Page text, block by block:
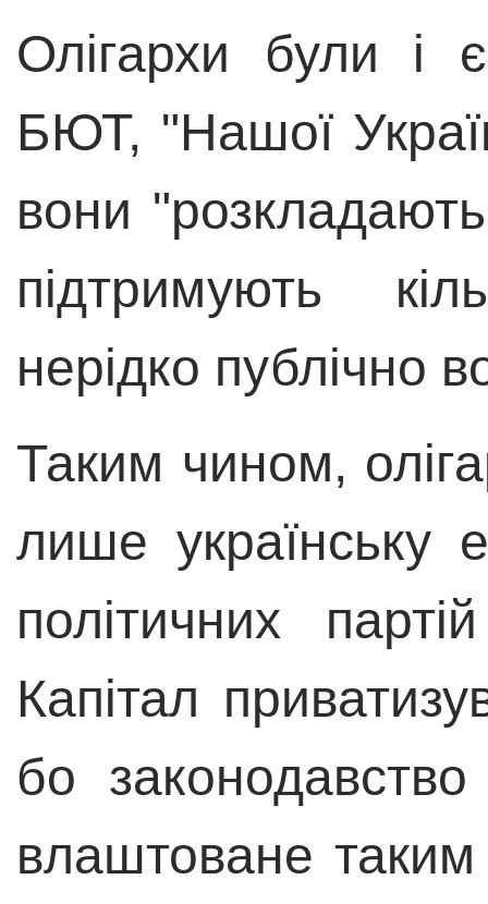
Олігархи були і
БЮТ, "Нашої
вони
підтримують
нерідко публічно
Таким чином,
лише українську
політичних
Капітал
бо
влаштоване